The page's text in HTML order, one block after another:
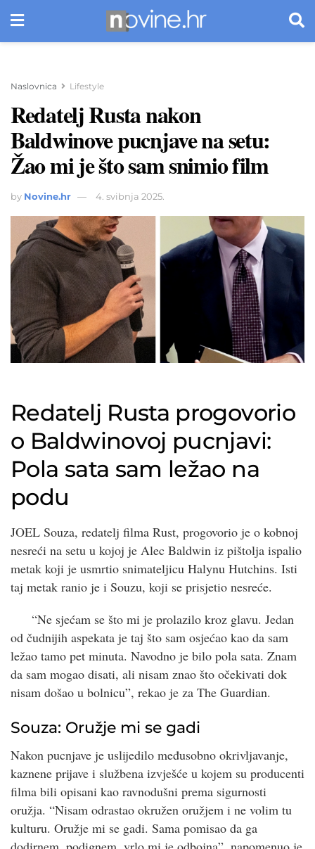
Naslovnica Lifestyle
Redatelj Rusta nakon
Baldwinove pucnjave na setu:
Žao mi je što sam snimio film
by Novine.hr 4. svibnja 2025.
Redatelj Rusta progovorio
o Baldwinovoj pucnjavi:
Pola sata sam ležao na
podu
JOEL Souza, redatelj filma Rust, progovorio je o kobnoj
nesreći na setu u kojoj je Alec Baldwin iz pištolja ispalio
metak koji je usmrtio snimateljicu Halynu Hutchins. Isti
taj metak ranio je i Souzu, koji se prisjetio nesreće.
“Ne sjećam se što mi je prolazilo kroz glavu. Jedan
od čudnijih aspekata je taj što sam osjećao kao da sam
ležao tamo pet minuta. Navodno je bilo pola sata. Znam
da sam mogao disati, ali nisam znao što očekivati dok
nisam došao u bolnicu”, rekao je za The Guardian.
Souza: Oružje mi se gadi
Nakon pucnjave je uslijedilo međusobno okrivljavanje,
kaznene prijave i službena izvješće u kojem su producenti
filma bili opisani kao ravnodušni prema sigurnosti
oružja. “Nisam odrastao okružen oružjem i ne volim tu
kulturu. Oružje mi se gadi. Sama pomisao da ga